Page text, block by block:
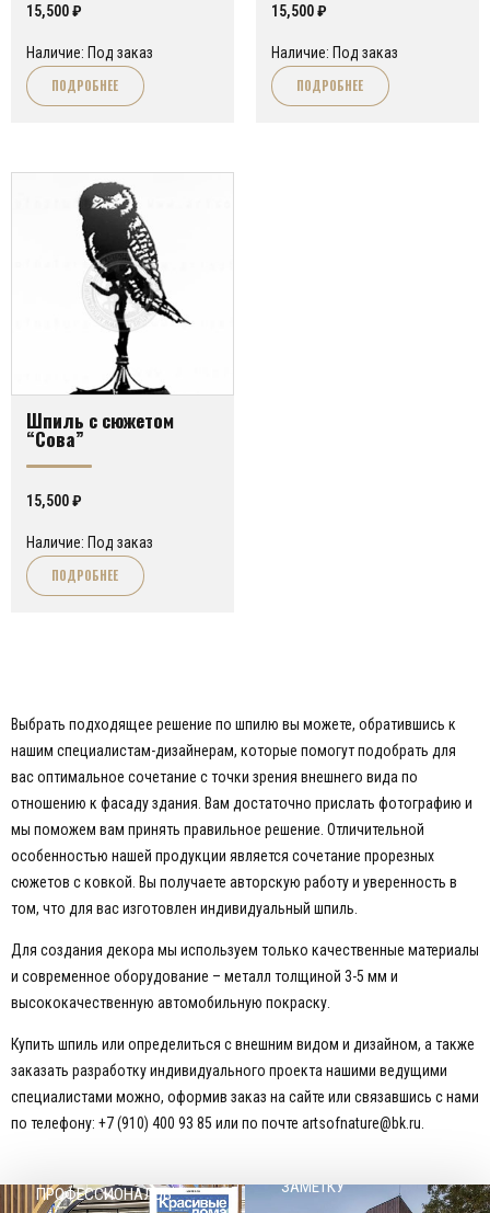
15,500₽
Наличие: Под заказ
ПОДРОБНЕЕ
15,500₽
Наличие: Под заказ
ПОДРОБНЕЕ
Шпиль с сюжетом
“Сова”
15,500₽
Наличие: Под заказ
ПОДРОБНЕЕ
Выбрать подходящее решение по шпилю вы можете, обратившись к
нашим специалистам-дизайнерам, которые помогут подобрать для
вас оптимальное сочетание с точки зрения внешнего вида по
отношению к фасаду здания. Вам достаточно прислать фотографию и
мы поможем вам принять правильное решение. Отличительной
особенностью нашей продукции является сочетание прорезных
сюжетов с ковкой. Вы получаете авторскую работу и уверенность в
том, что для вас изготовлен индивидуальный шпиль.
Для создания декора мы используем только качественные материалы
и современное оборудование – металл толщиной 3-5 мм и
высококачественную автомобильную покраску.
Купить шпиль или определиться с внешним видом и дизайном, а также
заказать разработку индивидуального проекта нашими ведущими
специалистами можно, оформив заказ на сайте или связавшись с нами
по телефону: +7 (910) 400 93 85 или по почте artsofnature@bk.ru.
ПРОФЕССИОНАЛОВ
ЗАМЕТКУ